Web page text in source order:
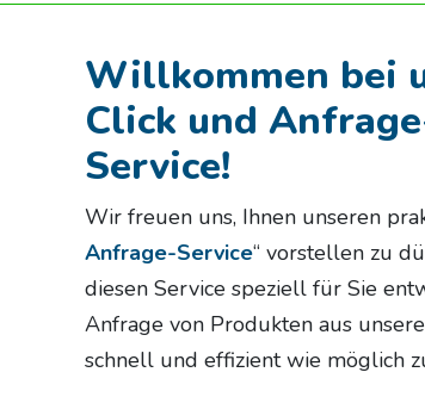
Willkommen bei
Click und
Service!
Wir freuen uns, Ihnen unseren
Anfrage-Service“ vorstellen zu
diesen Service speziell für Sie
Anfrage von Produkten aus
schnell und effizient wie möglich